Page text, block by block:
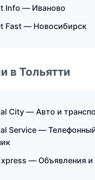
Info — Иваново
Fast — Новосибирск
в Тольятти
City — Авто и
Service —
— Объявления и